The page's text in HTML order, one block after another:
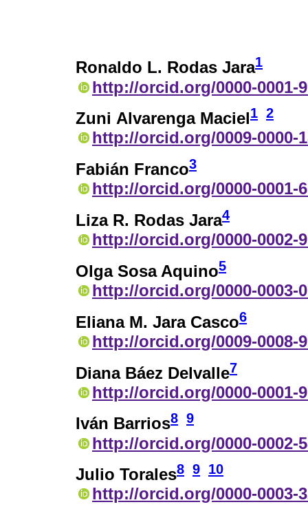
Ronaldo L. Rodas Jara1
http://orcid.org/0000-0001-
Zuni Alvarenga Maciel1 2
http://orcid.org/0009-0000-
Fabián Franco3
http://orcid.org/0000-0001-
Liza R. Rodas Jara4
http://orcid.org/0000-0002-
Olga Sosa Aquino5
http://orcid.org/0000-0003-
Eliana M. Jara Casco6
http://orcid.org/0009-0008-
Diana Báez Delvalle7
http://orcid.org/0000-0001-
Iván Barrios8 9
http://orcid.org/0000-0002-
Julio Torales8 9 10
http://orcid.org/0000-0003-